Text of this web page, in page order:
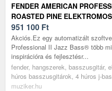
FENDER AMERICAN
ROASTED PINE
951 100 Ft
Akciós.Ez egy automatizált
Professional II Jazz Bass® több
inspirációra és fejlesztésr...
fender, hangszerek, basszusgitár,
húros basszusgitárok, 4 húros j-
muziker.hu